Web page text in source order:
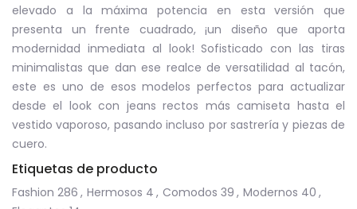
elevado a la máxima potencia en esta versión que
presenta un frente cuadrado, ¡un diseño que aporta
modernidad inmediata al look! Sofisticado con las tiras
minimalistas que dan ese realce de versatilidad al tacón,
este es uno de esos modelos perfectos para actualizar
desde el look con jeans rectos más camiseta hasta el
vestido vaporoso, pasando incluso por sastrería y piezas de
cuero.
Etiquetas de producto
Fashion 286 , Hermosos 4 , Comodos 39 , Modernos 40 ,